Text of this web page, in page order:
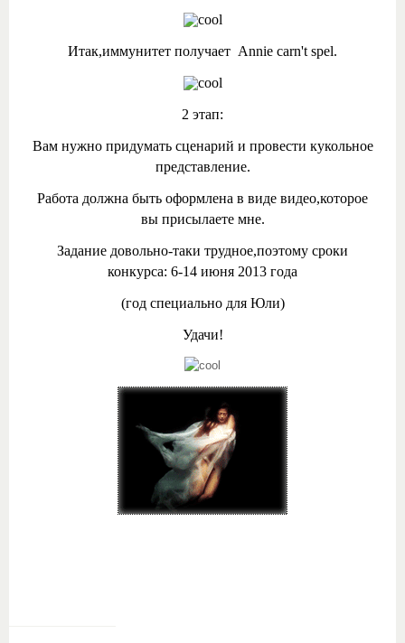
Итак,иммунитет получает Annie carn't spel.
2 этап:
Вам нужно придумать сценарий и провести кукольное
представление.
Работа должна быть оформлена в виде видео,которое
вы присылаете мне.
Задание довольно-таки трудное,поэтому сроки
конкурса: 6-14 июня 2013 года
(год специально для Юли)
Удачи!